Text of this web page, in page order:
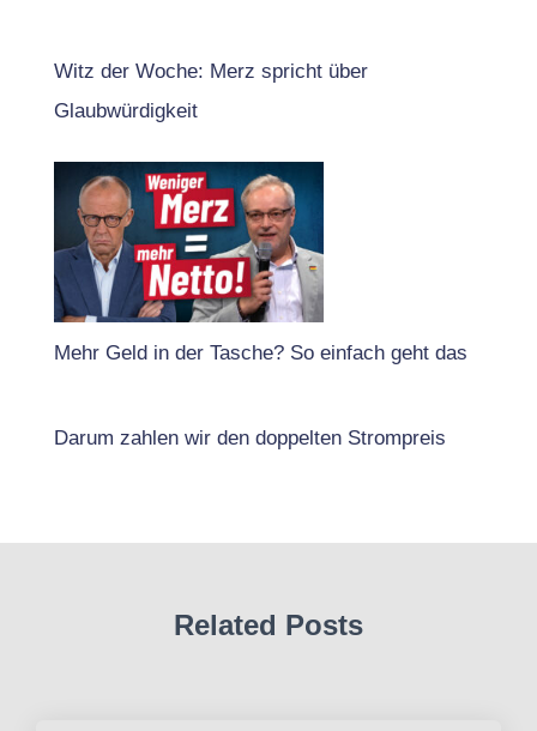
Witz der Woche: Merz spricht über
Glaubwürdigkeit
Mehr Geld in der Tasche? So einfach geht das
Darum zahlen wir den doppelten Strompreis
Related Posts